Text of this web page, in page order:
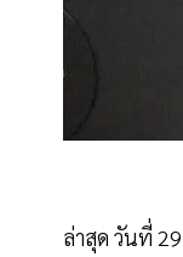
ล่าสุด วันที่